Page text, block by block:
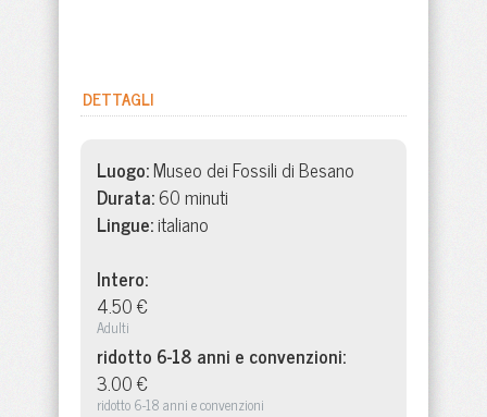
DETTAGLI
Luogo:Museo dei Fossili di Besano
Durata:60 minuti
Lingue:italiano
Intero:
4.50 €
Adulti
ridotto 6-18 anni e convenzioni:
3.00 €
ridotto 6-18 anni e convenzioni